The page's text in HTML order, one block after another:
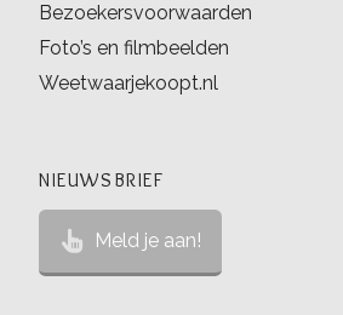
Bezoekersvoorwaarden
Foto’s en filmbeelden
Weetwaarjekoopt.nl
NIEUWSBRIEF
Meld je aan!